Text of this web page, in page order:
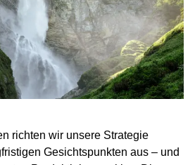
(EPD)
zu bewirken
richten wir unsere Strategie
Gesichtspunkten aus – und